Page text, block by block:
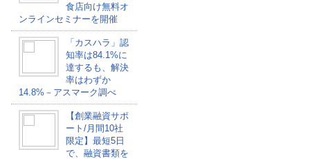
食店向け無料オ
ンラインセミナーを開催
「カスハラ」認
知率は84.1%に
達するも、解決
率はわずか
14.8%－アスマーク調べ
【創業融資サポ
ート/月間10社
限定】最短5日
で、融資書類を